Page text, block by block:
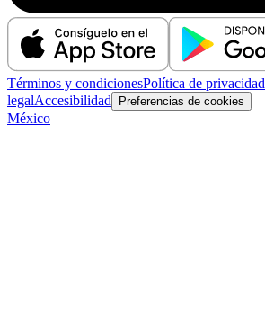
Términos y condicionesPolítica de privacidad
legalAccesibilidad Preferencias de cookies
México